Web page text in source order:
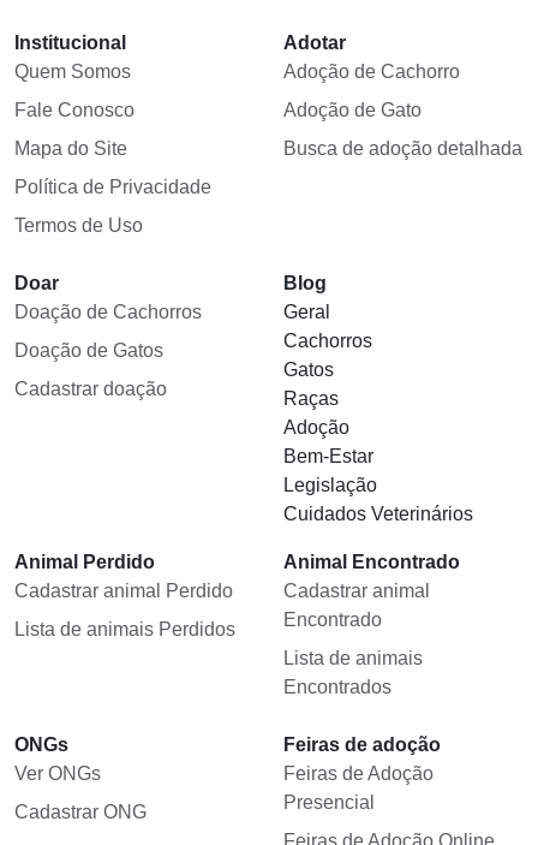
Institucional
Quem Somos
Fale Conosco
Mapa do Site
Política de Privacidade
Termos de Uso
Adotar
Adoção de Cachorro
Adoção de Gato
Busca de adoção detalhada
Doar
Doação de Cachorros
Doação de Gatos
Cadastrar doação
Blog
Geral
Cachorros
Gatos
Raças
Adoção
Bem-Estar
Legislação
Cuidados Veterinários
Animal Perdido
Cadastrar animal Perdido
Lista de animais Perdidos
Animal Encontrado
Cadastrar animal
Encontrado
Lista de animais
Encontrados
ONGs
Ver ONGs
Cadastrar ONG
Feiras de adoção
Feiras de Adoção
Presencial
Feiras de Adoção Online